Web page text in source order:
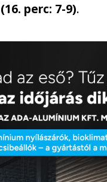
(16. perc: 7-9).